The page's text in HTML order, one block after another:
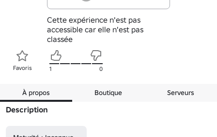
Cette expérience n'est pas
accessible car elle n'est pas
classée
Favoris 1 0
À propos Boutique Serveurs
Description